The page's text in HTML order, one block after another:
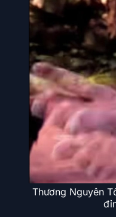
Thương Nguyên